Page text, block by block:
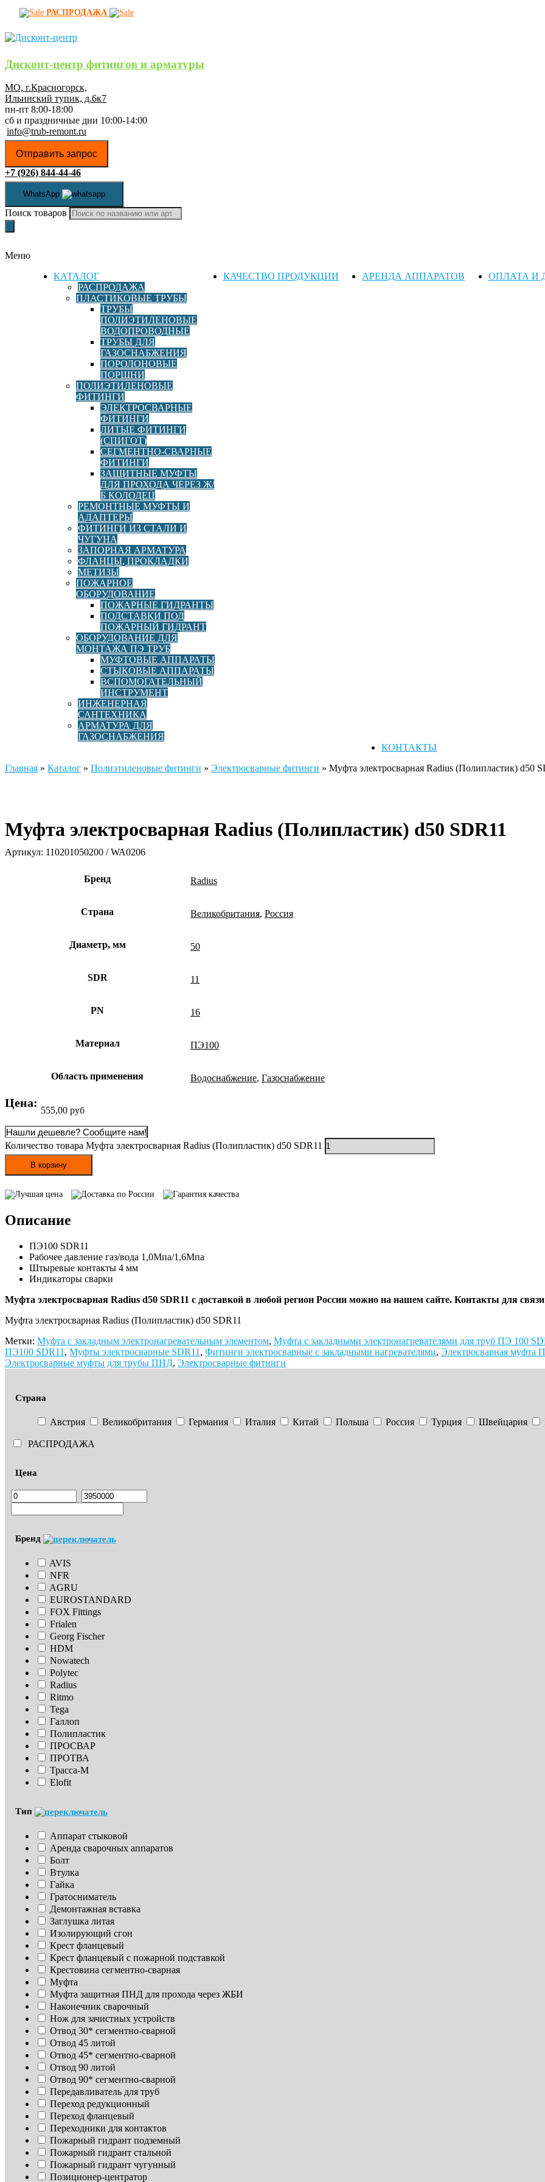
РАСПРОДАЖА
Дисконт-центр фитингов и арматуры
МО, г.Красногорск,
Ильинский тупик, д.6к7
пн-пт 8:00-18:00
сб и праздничные дни 10:00-14:00
info@trub-remont.ru
Отправить запрос
+7 (926) 844-44-46
WhatsApp
Поиск товаров
Меню
КАТАЛОГ
РАСПРОДАЖА
ПЛАСТИКОВЫЕ ТРУБЫ
ТРУБЫ
ПОЛИЭТИЛЕНОВЫЕ
ВОДОПРОВОДНЫЕ
ТРУБЫ ДЛЯ
ГАЗОСНАБЖЕНИЯ
ПОРОЛОНОВЫЕ
ПОРШНИ
ПОЛИЭТИЛЕНОВЫЕ
ФИТИНГИ
ЭЛЕКТРОСВАРНЫЕ
ФИТИНГИ
ЛИТЫЕ ФИТИНГИ
(СПИГОТ)
СЕГМЕНТНО-СВАРНЫЕ
ФИТИНГИ
ЗАЩИТНЫЕ МУФТЫ
ДЛЯ ПРОХОДА ЧЕРЕЗ Ж/
Б КОЛОДЕЦ
РЕМОНТНЫЕ МУФТЫ И
АДАПТЕРЫ
ФИТИНГИ ИЗ СТАЛИ И
ЧУГУНА
ЗАПОРНАЯ АРМАТУРА
ФЛАНЦЫ, ПРОКЛАДКИ
МЕТИЗЫ
ПОЖАРНОЕ
ОБОРУДОВАНИЕ
ПОЖАРНЫЕ ГИДРАНТЫ
ПОДСТАВКИ ПОД
ПОЖАРНЫЙ ГИДРАНТ
ОБОРУДОВАНИЕ ДЛЯ
МОНТАЖА ПЭ ТРУБ
МУФТОВЫЕ АППАРАТЫ
СТЫКОВЫЕ АППАРАТЫ
ВСПОМОГАТЕЛЬНЫЙ
ИНСТРУМЕНТ
ИНЖЕНЕРНАЯ
САНТЕХНИКА
АРМАТУРА ДЛЯ
ГАЗОСНАБЖЕНИЯ
КАЧЕСТВО ПРОДУКЦИИ АРЕНДА АППАРАТОВ ОПЛАТА И
КОНТАКТЫ
Главная » Каталог » Полиэтиленовые фитинги » Электросварные фитинги » Муфта электросварная Radius (Полипластик) d50
Муфта электросварная Radius (Полипластик) d50 SDR11
Артикул: 110201050200 / WA0206
Бренд Radius
Страна Великобритания, Россия
Диаметр, мм 50
SDR 11
PN 16
Материал ПЭ100
Область применения Водоснабжение, Газоснабжение
Цена:
555,00 руб
Нашли дешевле? Сообщите нам!
Количество товара Муфта электросварная Radius (Полипластик) d50 SDR11
В корзину
Лучшая цена Доставка по России Гарантия качества
Описание
ПЭ100 SDR11
Рабочее давление газ/вода 1,0Мпа/1,6Мпа
Штыревые контакты 4 мм
Индикаторы сварки
Муфта электросварная Radius d50 SDR11 с доставкой в любой регион России можно на нашем сайте. Контакты для
Муфта электросварная Radius (Полипластик) d50 SDR11
Метки: Муфта с закладным электронагревательным элементом, Муфта с закладными электронагревателями для труб ПЭ 100
ПЭ100 SDR11 , Муфты электросварные SDR11 , Фитинги электросварные с закладными нагревателями, Электросварная муфта
Электросварные муфты для трубы ПНД, Электросварные фитинги
Страна
Австрия Великобритания Германия Италия Китай Польша Россия Турция Швейцария
РАСПРОДАЖА
Цена
Бренд
AVIS
NFR
AGRU
EUROSTANDARD
FOX Fittings
Frialen
Georg Fischer
HDM
Nowatech
Polytec
Radius
Ritmo
Tega
Галлоп
Полипластик
ПРОСВАР
ПРОТВА
Трасса-М
Elofit
Тип
Аппарат стыковой
Аренда сварочных аппаратов
Болт
Втулка
Гайка
Гратосниматель
Демонтажная вставка
Заглушка литая
Изoлирующий сгон
Крест фланцевый
Крест фланцевый с пожарной подставкой
Крестовина сегментно-сварная
Муфта
Муфта защитная ПНД для прохода через ЖБИ
Наконечник сварочный
Нож для зачистных устройств
Отвод 30* сегментно-сварной
Отвод 45 литой
Отвод 45* сегментно-сварной
Отвод 90 литой
Отвод 90* сегментно-сварной
Передавливатель для труб
Переход редукционный
Переход фланцевый
Переходники для контактов
Пожарный гидрант подземный
Пожарный гидрант стальной
Пожарный гидрант чугунный
Позиционер-центратор